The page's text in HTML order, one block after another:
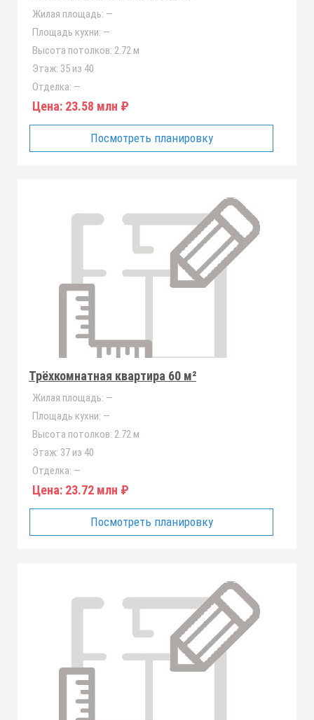
Жилая площадь: —
Площадь кухни: —
Высота потолков: 2.72 м
Этаж: 35 из 40
Отделка: —
Цена: 23.58 млн ₽
Посмотреть планировку
Трёхкомнатная квартира 60 м²
Жилая площадь: —
Площадь кухни: —
Высота потолков: 2.72 м
Этаж: 37 из 40
Отделка: —
Цена: 23.72 млн ₽
Посмотреть планировку